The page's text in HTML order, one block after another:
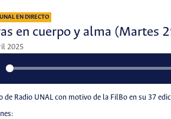
EN DIRECTO
en cuerpo y alma (Martes
2025
de Radio UNAL con motivo de la FilBo en su 37